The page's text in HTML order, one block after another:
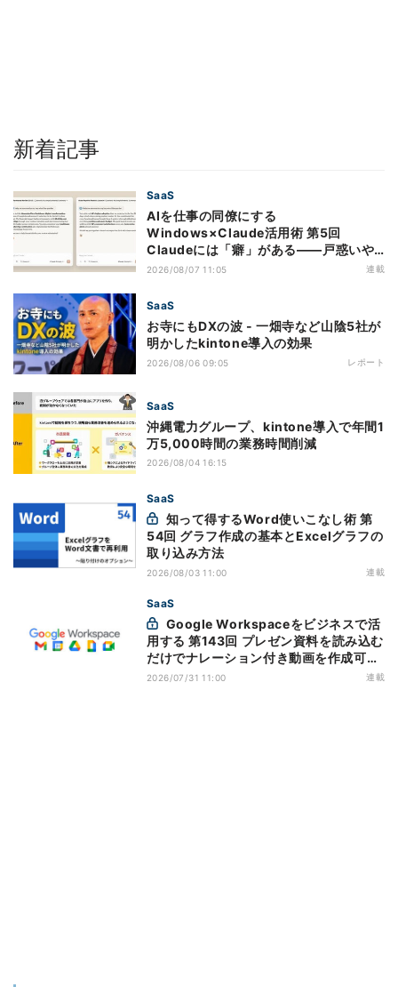
新着記事
SaaS
AIを仕事の同僚にする
Windows×Claude活用術 第5回
Claudeには「癖」がある――戸惑いや
すい7つの仕様
2026/08/07 11:05 連載
SaaS
お寺にもDXの波 - 一畑寺など山陰5社が
明かしたkintone導入の効果
2026/08/06 09:05 レポート
SaaS
沖縄電力グループ、kintone導入で年間1
万5,000時間の業務時間削減
2026/08/04 16:15
SaaS
54回 グラフ作成の基本とExcelグラフの
取り込み方法
2026/08/03 11:00 連載
SaaS
用する 第143回 プレゼン資料を読み込む
だけでナレーション付き動画を作成可能
になった「Google Vids」
2026/07/31 11:00 連載